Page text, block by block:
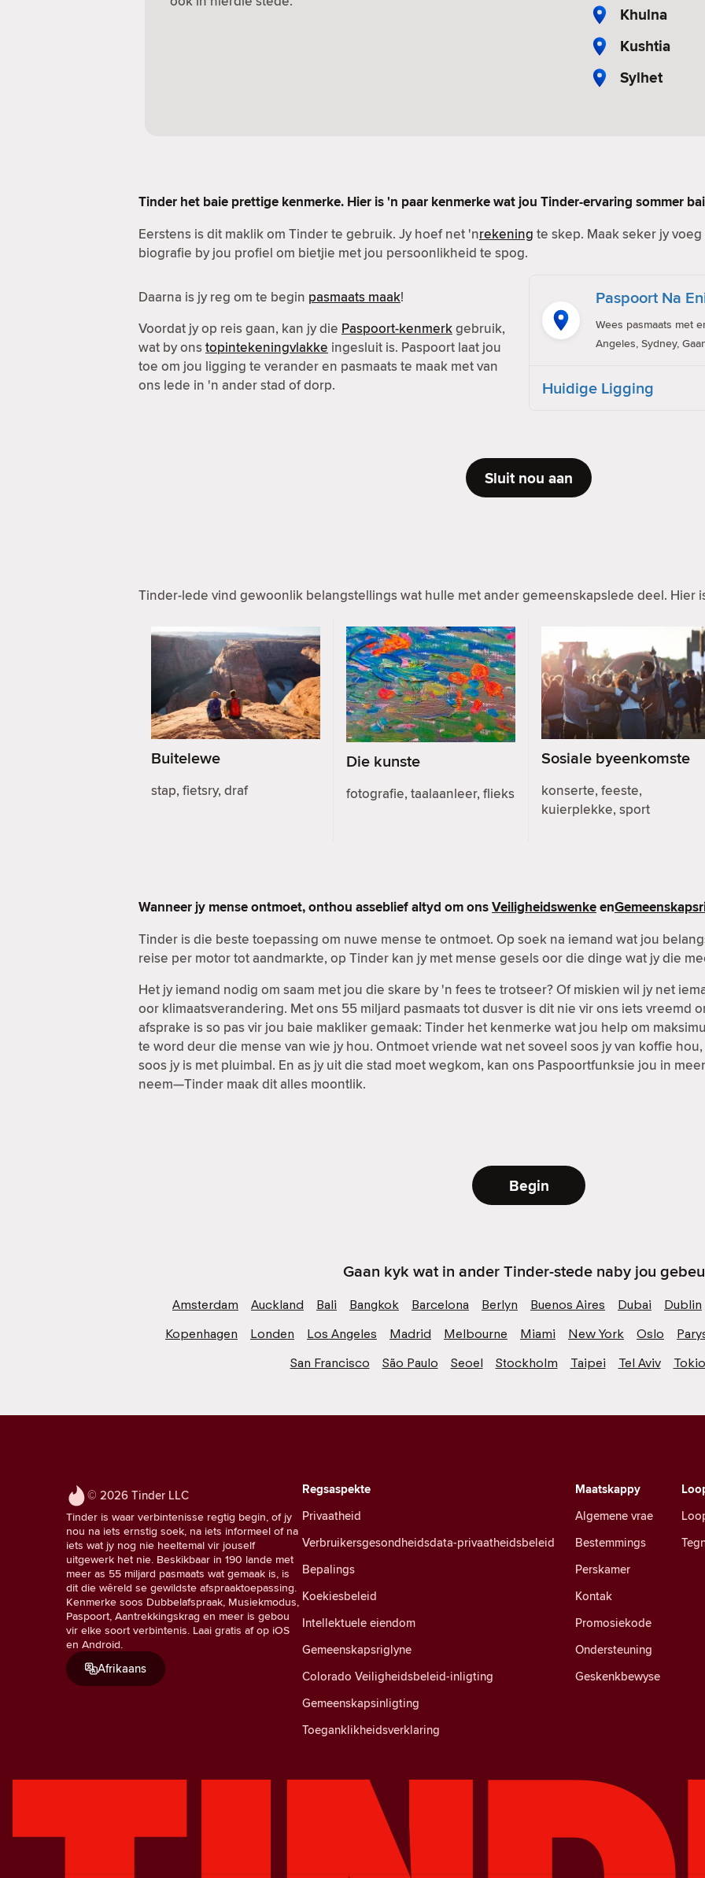
Khulna
Kushtia
Sylhet
Tinder het baie prettige kenmerke. Hier is 'n paar kenmerke wat jou Tinder-ervaring sommer
Eerstens is dit maklik om Tinder te gebruik. Jy hoef net 'nrekening te skep. Maak seker jy
biografie by jou profiel om bietjie met jou persoonlikheid te spog.
Daarna is jy reg om te begin pasmaats maak!
Voordat jy op reis gaan, kan jy die Paspoort-kenmerkgebruik,
wat by onstopintekeningvlakke ingesluit is. Paspoort laat jou
toe om jou ligging te verander en pasmaats te maak met van
ons lede in 'n ander stad of dorp.
Paspoort Na
Wees pasmaats met
Angeles, Sydney,
Huidige Ligging
Sluit nou aan
Tinder-lede vind gewoonlik belangstellings wat hulle met ander gemeenskapslede deel. Hier
Buitelewe
stap, fietsry, draf
Die kunste
fotografie, taalaanleer, flieks
Sosiale byeenkomste
konserte, feeste,
kuierplekke, sport
Wanneer jy mense ontmoet, onthou asseblief altyd om onsVeiligheidswenkeen
Tinder is die beste toepassing om nuwe mense te ontmoet. Op soek na iemand wat jou
reise per motor tot aandmarkte, op Tinder kan jy met mense gesels oor die dinge wat jy die
Het jy iemand nodig om saam met jou die skare by 'n fees te trotseer? Of miskien wil jy net
oor klimaatsverandering. Met ons 55 miljard pasmaats tot dusver is dit nie vir ons iets vreemd
afsprake is so pas vir jou baie makliker gemaak: Tinder het kenmerke wat jou help om
te word deur die mense van wie jy hou. Ontmoet vriende wat net soveel soos jy van koffie
soos jy is met pluimbal. En as jy uit die stad moet wegkom, kan ons Paspoortfunksie jou in
neem—Tinder maak dit alles moontlik.
Begin
Gaan kyk wat in ander Tinder-stede naby jou
Amsterdam Auckland Bali Bangkok Barcelona Berlyn Buenos Aires Dubai Dublin
Kopenhagen
Londen Los Angeles Madrid Melbourne Miami New York Oslo
San Francisco
São Paulo Seoel Stockholm Taipei Tel Aviv Tokio
© 2026 Tinder LLC
Tinder is waar verbintenisse regtig begin, of jy
nou na iets ernstig soek, na iets informeel of na
iets wat jy nog nie heeltemal vir jouself
uitgewerk het nie. Beskikbaar in 190 lande met
meer as 55 miljard pasmaats wat gemaak is, is
dit die wêreld se gewildste afspraaktoepassing.
Kenmerke soos Dubbelafspraak, Musiekmodus,
Paspoort, Aantrekkingskrag en meer is gebou
vir elke soort verbintenis. Laai gratis af op iOS
en Android.
Afrikaans
Regsaspekte
Privaatheid
Verbruikersgesondheidsdata-privaatheidsbeleid
Bepalings
Koekiesbeleid
Intellektuele eiendom
Gemeenskapsriglyne
Colorado Veiligheidsbeleid-inligting
Gemeenskapsinligting
Toeganklikheidsverklaring
Maatskappy
Algemene vrae
Bestemmings
Perskamer
Kontak
Promosiekode
Ondersteuning
Geskenkbewyse